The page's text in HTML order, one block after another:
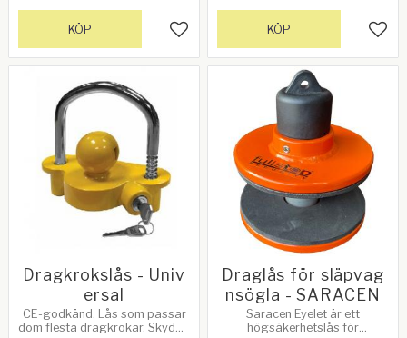
Lägg till i favoriter
KÖP KÖP
Dragkrokslås - Univ
ersal
CE-godkänd. Lås som passar
dom flesta dragkrokar. Skydda
Draglås för släpvag
nsögla - SARACEN
Saracen Eyelet är ett
högsäkerhetslås för